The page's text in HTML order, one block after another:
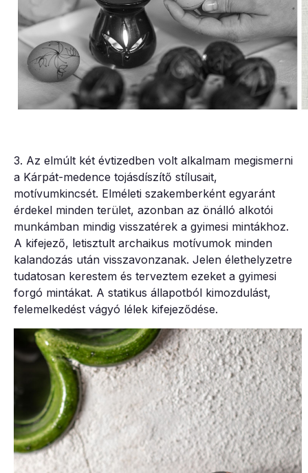
3. Az elmúlt két évtizedben volt alkalmam megismerni
a Kárpát-medence tojásdíszítő stílusait,
motívumkincsét. Elméleti szakemberként egyaránt
érdekel minden terület, azonban az önálló alkotói
munkámban mindig visszatérek a gyimesi mintákhoz.
A kifejező, letisztult archaikus motívumok minden
kalandozás után visszavonzanak. Jelen élethelyzetre
tudatosan kerestem és terveztem ezeket a gyimesi
forgó mintákat. A statikus állapotból kimozdulást,
felemelkedést vágyó lélek kifejeződése.